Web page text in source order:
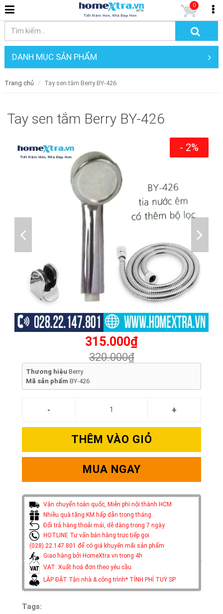
0
DANH MỤC SẢN PHẨM
Trang chủ Tay sen tắm Berry BY-426
Tay sen tắm Berry BY-426
- 2%
315.000₫
320.000₫
Thương hiệu Berry
Mã sản phẩm BY-426
THÊM VÀO GIỎ
MUA NGAY
Vận chuyển toàn quốc, Miễn phí nội thành HCM
Nhiều quà tặng KM hấp dẫn trong tháng.
Đổi trả hàng thoải mái, dễ dàng trong 7 ngày
HOTLINE Tư vấn bán hàng trực tiếp gọi
(028).22.147.801 để có giá khuyến mãi sản phẩm
Giao hàng bởi HomeXtra.vn trong 4h
VAT: Xuất hoá đơn theo yêu cầu
LẮP ĐẶT Tận nhà & công trình* TÍNH PHÍ TUỲ SP
Tags: